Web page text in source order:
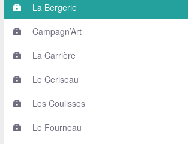
La Bergerie
Campagn’Art
La Carrière
Le Ceriseau
Les Coulisses
Le Fourneau